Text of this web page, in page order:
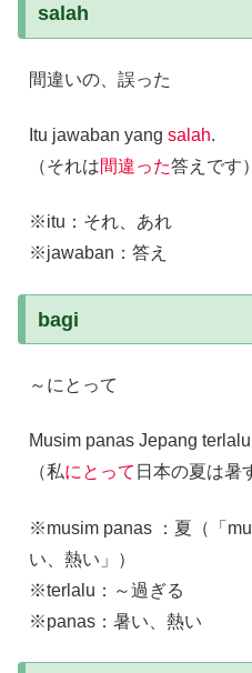
salah
間違いの、誤った
Itu jawaban yang salah.
（それは間違った答えです）
※itu：それ、あれ
※jawaban：答え
bagi
～にとって
Musim panas Jepang
（私にとって 日本の夏は暑
※musim panas ：夏（「
い、熱い」）
※terlalu：～過ぎる
※panas：暑い、熱い